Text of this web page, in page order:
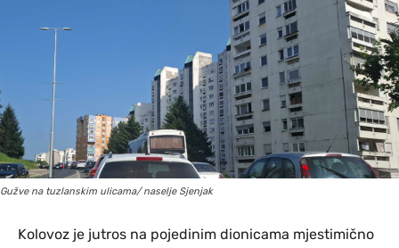
Gužve na tuzlanskim ulicama/ naselje Sjenjak
Kolovoz je jutros na pojedinim dionicama mjestimično